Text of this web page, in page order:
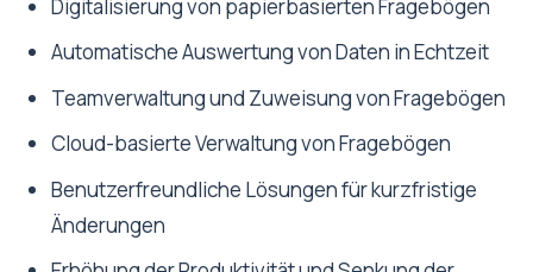
Digitalisierung von papierbasierten Fragebögen
Automatische Auswertung von Daten in Echtzeit
Teamverwaltung und Zuweisung von Fragebögen
Cloud-basierte Verwaltung von Fragebögen
Benutzerfreundliche Lösungen für kurzfristige
Änderungen